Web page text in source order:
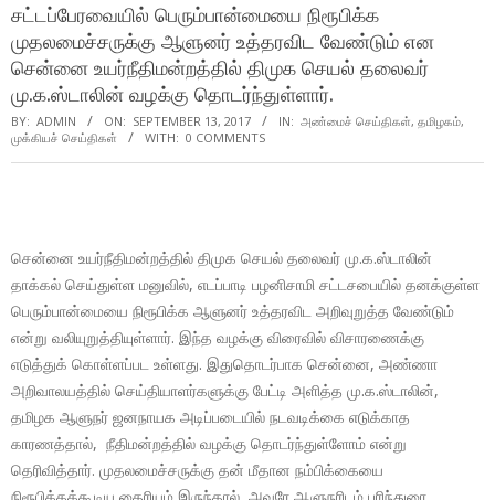
சட்டப்பேரவையில் பெரும்பான்மையை நிரூபிக்க
முதலமைச்சருக்கு ஆளுனர் உத்தரவிட வேண்டும் என
சென்னை உயர்நீதிமன்றத்தில் திமுக செயல் தலைவர்
மு.க.ஸ்டாலின் வழக்கு தொடர்ந்துள்ளார்.
BY: ADMIN ON: SEPTEMBER 13, 2017 IN: அண்மைச் செய்திகள், தமிழகம்,
முக்கியச் செய்திகள்
WITH: 0 COMMENTS
சென்னை உயர்நீதிமன்றத்தில் திமுக செயல் தலைவர் மு.க.ஸ்டாலின்
தாக்கல் செய்துள்ள மனுவில், எடப்பாடி பழனிசாமி சட்டசபையில் தனக்குள்ள
பெரும்பான்மையை நிரூபிக்க ஆளுனர் உத்தரவிட அறிவுறுத்த வேண்டும்
என்று வலியுறுத்தியுள்ளார். இந்த வழக்கு விரைவில் விசாரணைக்கு
எடுத்துக் கொள்ளப்பட உள்ளது. இதுதொடர்பாக சென்னை, அண்ணா
அறிவாலயத்தில் செய்தியாளர்களுக்கு பேட்டி அளித்த மு.க.ஸ்டாலின்,
தமிழக ஆளுநர் ஜனநாயக அடிப்படையில் நடவடிக்கை எடுக்காத
காரணத்தால், நீதிமன்றத்தில் வழக்கு தொடர்ந்துள்ளோம் என்று
தெரிவித்தார். முதலமைச்சருக்கு தன் மீதான நம்பிக்கையை